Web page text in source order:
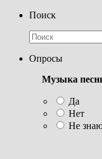
Поиск
Опросы
Музыка
Да
Нет
Не